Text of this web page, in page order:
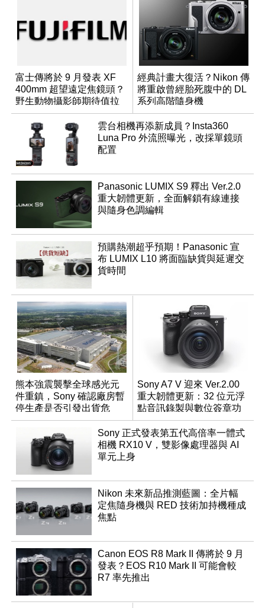
富士傳將於 9 月發表 XF
400mm 超望遠定焦鏡頭？
野生動物攝影師期待值拉
滿
經典計畫大復活？Nikon 傳
將重啟曾經胎死腹中的 DL
系列高階隨身機
雲台相機再添新成員？Insta360
Luna Pro 外流照曝光，改採單鏡頭
配置
Panasonic LUMIX S9 釋出 Ver.2.0
重大韌體更新，全面解鎖有線連接
與隨身色調編輯
預購熱潮超乎預期！Panasonic 宣
布 LUMIX L10 將面臨缺貨與延遲交
貨時間
熊本強震襲擊全球感光元
件重鎮，Sony 確認廠房暫
停生產是否引發出貨危
機？
Sony A7 V 迎來 Ver.2.00
重大韌體更新：32 位元浮
點音訊錄製與數位簽章功
能登場
Sony 正式發表第五代高倍率一體式
相機 RX10 V，雙影像處理器與 AI
單元上身
Nikon 未來新品推測藍圖：全片幅
定焦隨身機與 RED 技術加持機種成
焦點
Canon EOS R8 Mark II 傳將於 9 月
發表？EOS R10 Mark II 可能會較
R7 率先推出